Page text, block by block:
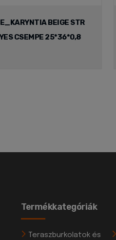
BEIGE STR
CSEMPE 25*36*0,8
Termékkategóriák
Teraszburkolatok és